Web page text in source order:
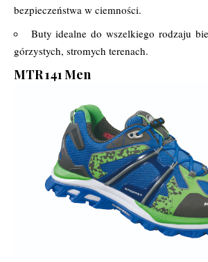
bezpieczeństwa w ciemności.
Buty idealne do wszelkiego rodzaju
górzystych, stromych terenach.
MTR 141 Men